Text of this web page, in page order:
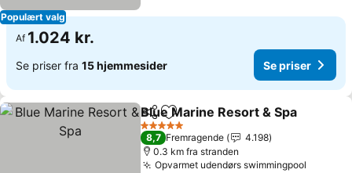
Populært valg
Af 1.024 kr.
Se priser fra 15 hjemmesider Se priser
Del Føj til favoritter
Blue Marine Resort & Spa
5 Stjerner
8,7 Fremragende
4.198
0.3 km fra stranden
Opvarmet udendørs swimmingpool